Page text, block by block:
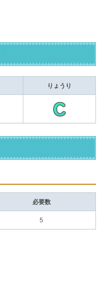
りょうり
必要数
5